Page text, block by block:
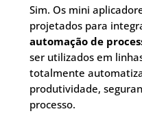
Sim. Os mini
projetados para
automação de
ser utilizados em
totalmente
produtividade,
processo.